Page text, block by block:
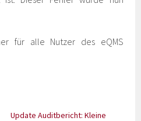
für alle Nutzer des eQMS
Update Auditbericht: Kleine